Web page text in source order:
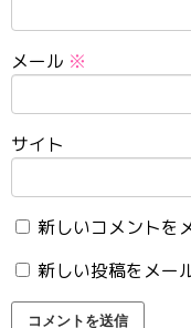
メール ※
サイト
新しいコメントを
新しい投稿をメー